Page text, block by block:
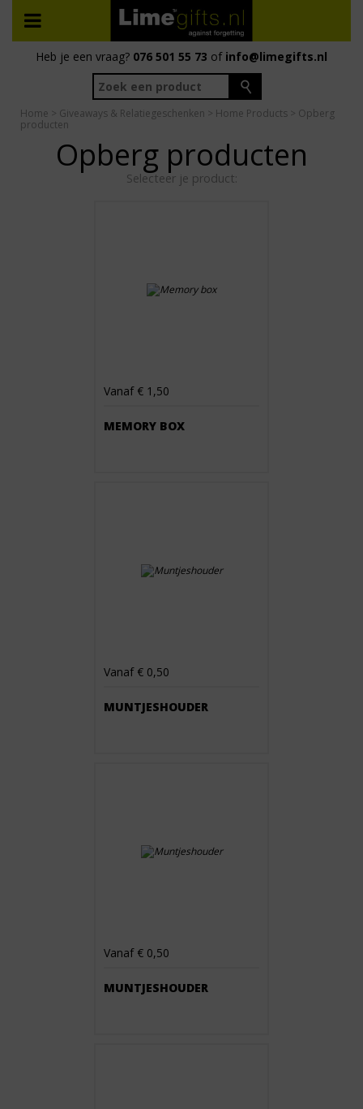
Heb je een vraag? 076 501 55 73 of info@limegifts.nl
Home > Giveaways & Relatiegeschenken > Home Products > Opberg
producten
Opberg producten
Selecteer je product:
Vanaf € 1,50
MEMORY BOX
Vanaf € 0,50
MUNTJESHOUDER
Vanaf € 0,50
MUNTJESHOUDER